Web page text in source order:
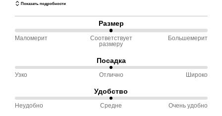
Показать подробности
Размер
50 %
и
размеру
Маломерит Соответствует
размеру
Большемерит
Посадка
50 %
Узко
Узко Отлично Широко
Удобство
50 %
Неудобно Средне Очень удобно